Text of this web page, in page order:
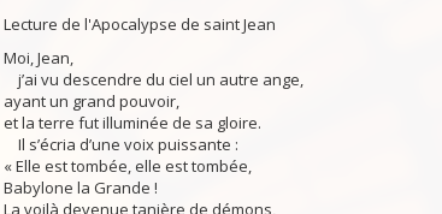
Lecture de l'Apocalypse de saint Jean
Moi, Jean,
j’ai vu descendre du ciel un autre ange,
ayant un grand pouvoir,
et la terre fut illuminée de sa gloire.
Il s’écria d’une voix puissante :
« Elle est tombée, elle est tombée,
Babylone la Grande !
La voilà devenue tanière de démons,